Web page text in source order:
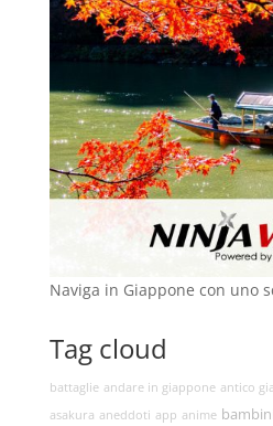
Naviga in Giappone con uno
Tag cloud
battaglie andare in giappone antico
asakura aneddoti app anime bambini